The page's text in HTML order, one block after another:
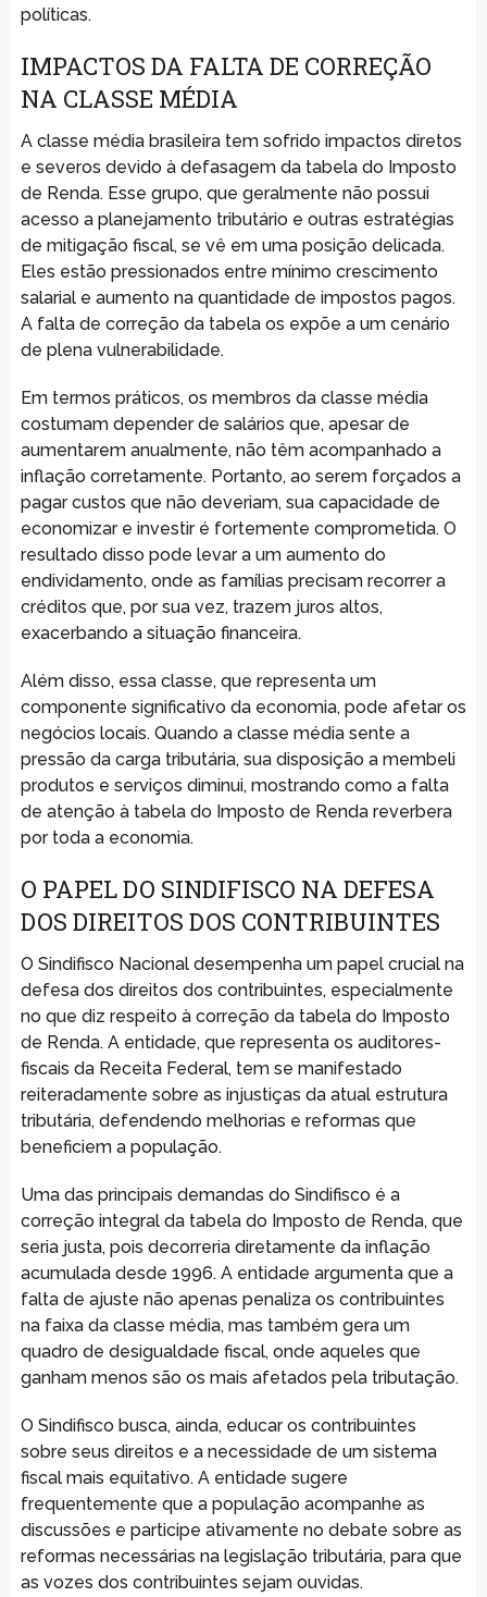
políticas.
IMPACTOS DA FALTA DE CORREÇÃO
NA CLASSE MÉDIA
A classe média brasileira tem sofrido impactos diretos
e severos devido à defasagem da tabela do Imposto
de Renda. Esse grupo, que geralmente não possui
acesso a planejamento tributário e outras estratégias
de mitigação fiscal, se vê em uma posição delicada.
Eles estão pressionados entre mínimo crescimento
salarial e aumento na quantidade de impostos pagos.
A falta de correção da tabela os expõe a um cenário
de plena vulnerabilidade.
Em termos práticos, os membros da classe média
costumam depender de salários que, apesar de
aumentarem anualmente, não têm acompanhado a
inflação corretamente. Portanto, ao serem forçados a
pagar custos que não deveriam, sua capacidade de
economizar e investir é fortemente comprometida. O
resultado disso pode levar a um aumento do
endividamento, onde as famílias precisam recorrer a
créditos que, por sua vez, trazem juros altos,
exacerbando a situação financeira.
Além disso, essa classe, que representa um
componente significativo da economia, pode afetar os
negócios locais. Quando a classe média sente a
pressão da carga tributária, sua disposição a membeli
produtos e serviços diminui, mostrando como a falta
de atenção à tabela do Imposto de Renda reverbera
por toda a economia.
O PAPEL DO SINDIFISCO NA DEFESA
DOS DIREITOS DOS CONTRIBUINTES
O Sindifisco Nacional desempenha um papel crucial na
defesa dos direitos dos contribuintes, especialmente
no que diz respeito à correção da tabela do Imposto
de Renda. A entidade, que representa os auditores-
fiscais da Receita Federal, tem se manifestado
reiteradamente sobre as injustiças da atual estrutura
tributária, defendendo melhorias e reformas que
beneficiem a população.
Uma das principais demandas do Sindifisco é a
correção integral da tabela do Imposto de Renda, que
seria justa, pois decorreria diretamente da inflação
acumulada desde 1996. A entidade argumenta que a
falta de ajuste não apenas penaliza os contribuintes
na faixa da classe média, mas também gera um
quadro de desigualdade fiscal, onde aqueles que
ganham menos são os mais afetados pela tributação.
O Sindifisco busca, ainda, educar os contribuintes
sobre seus direitos e a necessidade de um sistema
fiscal mais equitativo. A entidade sugere
frequentemente que a população acompanhe as
discussões e participe ativamente no debate sobre as
reformas necessárias na legislação tributária, para que
as vozes dos contribuintes sejam ouvidas.